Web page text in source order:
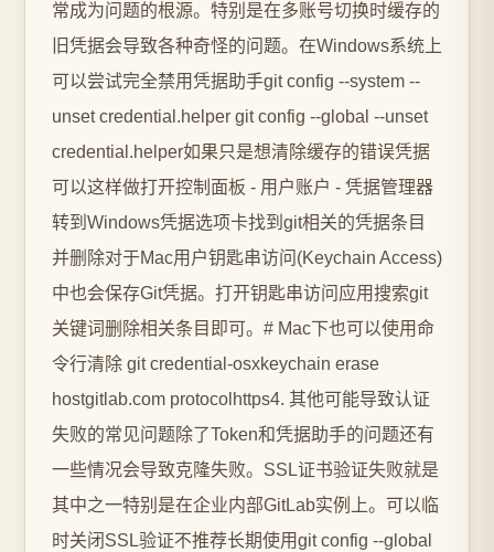
常成为问题的根源。特别是在多账号切换时缓存的
旧凭据会导致各种奇怪的问题。在Windows系统上
可以尝试完全禁用凭据助手git config --system --
unset credential.helper git config --global --unset
credential.helper如果只是想清除缓存的错误凭据
可以这样做打开控制面板 - 用户账户 - 凭据管理器
转到Windows凭据选项卡找到git相关的凭据条目
并删除对于Mac用户钥匙串访问(Keychain Access)
中也会保存Git凭据。打开钥匙串访问应用搜索git
关键词删除相关条目即可。# Mac下也可以使用命
令行清除 git credential-osxkeychain erase
hostgitlab.com protocolhttps4. 其他可能导致认证
失败的常见问题除了Token和凭据助手的问题还有
一些情况会导致克隆失败。SSL证书验证失败就是
其中之一特别是在企业内部GitLab实例上。可以临
时关闭SSL验证不推荐长期使用git config --global